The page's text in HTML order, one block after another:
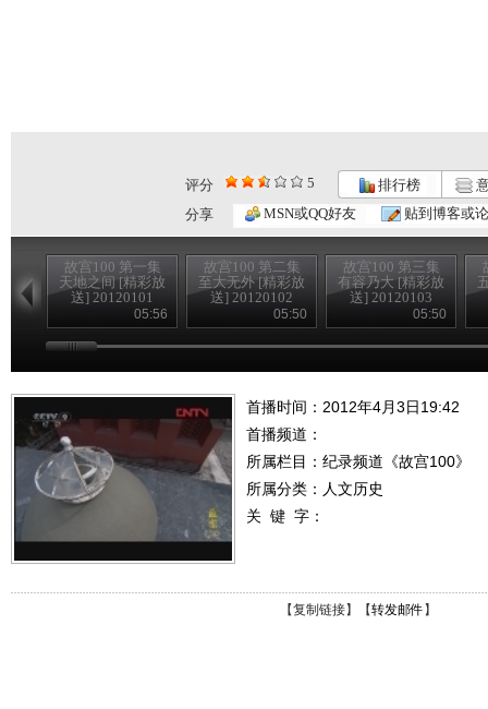
评分 5 排行榜
分享
MSN或QQ好友 贴到博客或
故宫100 第一集
天地之间 [精彩放
送] 20120101
05:56
故宫100 第二集
至大无外 [精彩放
送] 20120102
05:50
故宫100 第三集
有容乃大 [精彩放
送] 20120103
05:50
首播时间：2012年4月3日19:42
首播频道：
所属栏目： 纪录频道《故宫100》
所属分类：人文历史
关 键 字：
【复制链接】【转发邮件 】